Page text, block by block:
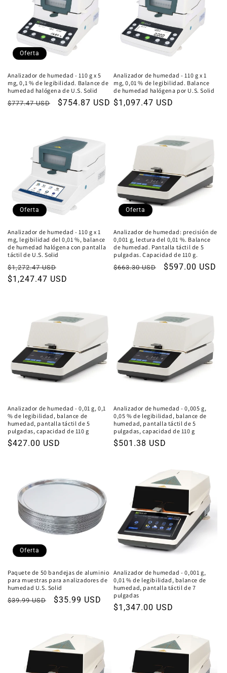
Oferta
Analizador de humedad - 110 g x 5
mg, 0,1 % de legibilidad. Balance de
humedad halógena de U.S. Solid
Precio
$777.47 USD
Precio
$754.87 USD
Analizador de humedad - 110 g x 1
mg, 0,01 % de legibilidad. Balance
de humedad halógena por U.S. Solid
Precio
$1,097.47 USD
Oferta
Analizador de humedad - 110 g x 1
mg, legibilidad del 0,01 %, balance
de humedad halógena con pantalla
táctil de U.S. Solid
Precio
habitual
$1,272.47 USD
de
$1,247.47 USD
Oferta
Analizador de humedad: precisión de
0,001 g, lectura del 0,01 %. Balance
de humedad. Pantalla táctil de 5
pulgadas. Capacidad de 110 g.
Precio
$663.30 USD
Precio
$597.00 USD
Analizador de humedad - 0,01 g, 0,1
% de legibilidad, balance de
humedad, pantalla táctil de 5
pulgadas, capacidad de 110 g
Precio
$427.00 USD
Analizador de humedad - 0,005 g,
0,05 % de legibilidad, balance de
humedad, pantalla táctil de 5
pulgadas, capacidad de 110 g
Precio
$501.38 USD
Oferta
Paquete de 50 bandejas de aluminio
para muestras para analizadores de
humedad U.S. Solid
Precio
$39.99 USD
Precio
$35.99 USD
Analizador de humedad - 0,001 g,
0,01 % de legibilidad, balance de
humedad, pantalla táctil de 7
pulgadas
Precio
$1,347.00 USD